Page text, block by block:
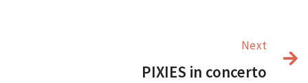
Next
PIXIES in concerto